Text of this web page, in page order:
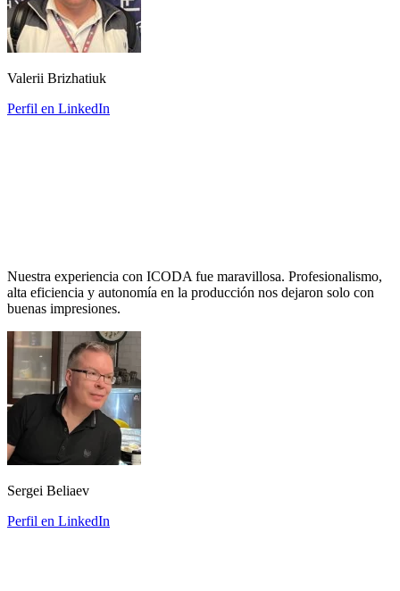
Valerii Brizhatiuk
Perfil en LinkedIn
Nuestra experiencia con ICODA fue maravillosa. Profesionalismo,
alta eficiencia y autonomía en la producción nos dejaron solo con
buenas impresiones.
Sergei Beliaev
Perfil en LinkedIn